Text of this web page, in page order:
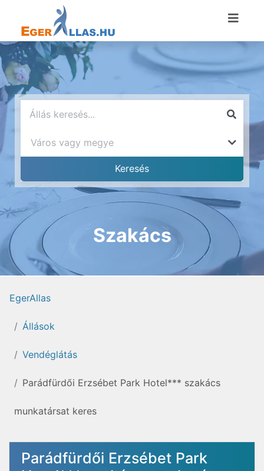
Szakács
EgerAllas
Állások
Vendéglátás
Parádfürdői Erzsébet Park Hotel*** szakács
munkatársat keres
Parádfürdői Erzsébet Park